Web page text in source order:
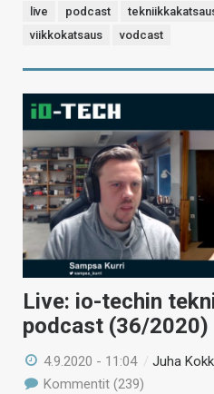
live podcast
viikkokatsaus
vodcast
Live: io-techin
podcast (36/2020)
4.9.2020 - 11:04 /Juha
Kommentit (239)